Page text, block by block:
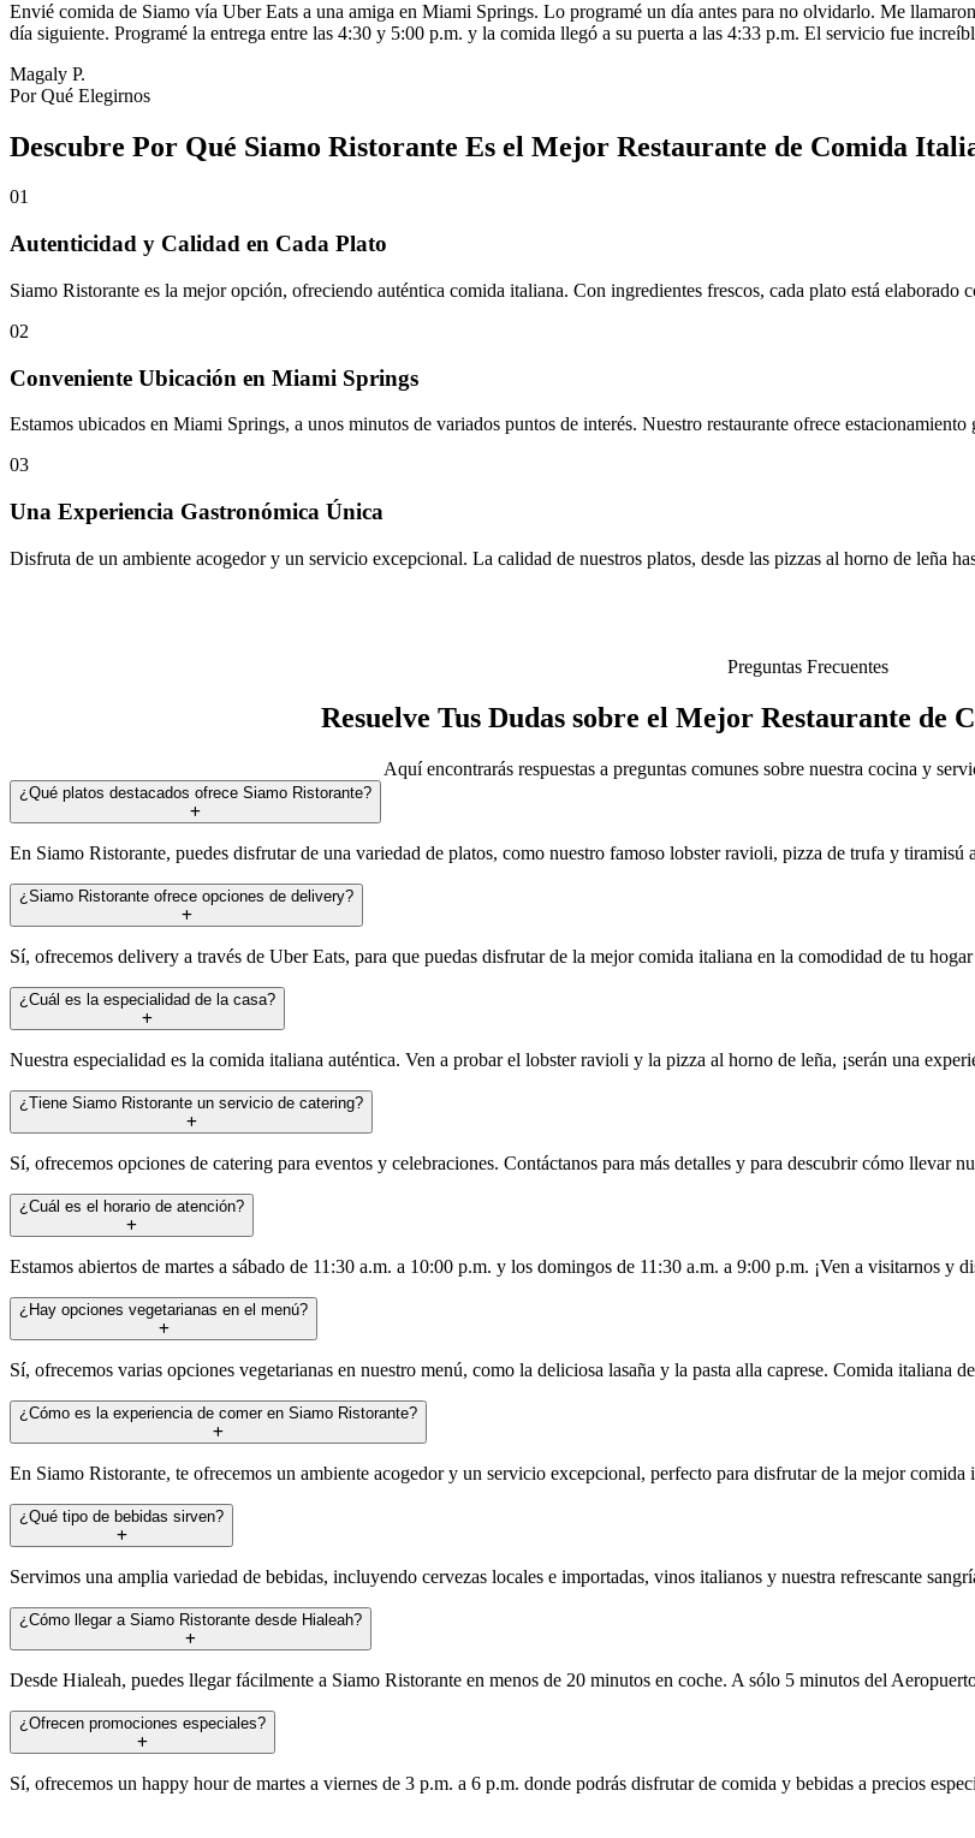
Envié comida de Siamo vía Uber Eats a una amiga en Miami Springs. Lo programé un día antes para no olvidarlo. Me
día siguiente. Programé la entrega entre las 4:30 y 5:00 p.m. y la comida llegó a su puerta a las 4:33 p.m. El servicio fue
Magaly P.
Por Qué Elegirnos
Descubre Por Qué Siamo Ristorante Es el Mejor Restaurante de Comida
01
Autenticidad y Calidad en Cada Plato
Siamo Ristorante es la mejor opción, ofreciendo auténtica comida italiana. Con ingredientes frescos, cada plato está elaborado
02
Conveniente Ubicación en Miami Springs
Estamos ubicados en Miami Springs, a unos minutos de variados puntos de interés. Nuestro restaurante ofrece
03
Una Experiencia Gastronómica Única
Disfruta de un ambiente acogedor y un servicio excepcional. La calidad de nuestros platos, desde las pizzas al horno de leña
Preguntas Frecuentes
Resuelve Tus Dudas sobre el Mejor Restaurante de
Aquí encontrarás respuestas a preguntas comunes sobre nuestra cocina y
¿Qué platos destacados ofrece Siamo Ristorante?
En Siamo Ristorante, puedes disfrutar de una variedad de platos, como nuestro famoso lobster ravioli, pizza de trufa y tiramisú
¿Siamo Ristorante ofrece opciones de delivery?
Sí, ofrecemos delivery a través de Uber Eats, para que puedas disfrutar de la mejor comida italiana en la comodidad de tu
¿Cuál es la especialidad de la casa?
Nuestra especialidad es la comida italiana auténtica. Ven a probar el lobster ravioli y la pizza al horno de leña, ¡serán una
¿Tiene Siamo Ristorante un servicio de catering?
Sí, ofrecemos opciones de catering para eventos y celebraciones. Contáctanos para más detalles y para descubrir cómo llevar
¿Cuál es el horario de atención?
Estamos abiertos de martes a sábado de 11:30 a.m. a 10:00 p.m. y los domingos de 11:30 a.m. a 9:00 p.m. ¡Ven a visitarnos y
¿Hay opciones vegetarianas en el menú?
Sí, ofrecemos varias opciones vegetarianas en nuestro menú, como la deliciosa lasaña y la pasta alla caprese. Comida italiana
¿Cómo es la experiencia de comer en Siamo Ristorante?
En Siamo Ristorante, te ofrecemos un ambiente acogedor y un servicio excepcional, perfecto para disfrutar de la mejor
¿Qué tipo de bebidas sirven?
Servimos una amplia variedad de bebidas, incluyendo cervezas locales e importadas, vinos italianos y nuestra refrescante
¿Cómo llegar a Siamo Ristorante desde Hialeah?
Desde Hialeah, puedes llegar fácilmente a Siamo Ristorante en menos de 20 minutos en coche. A sólo 5 minutos del
¿Ofrecen promociones especiales?
Sí, ofrecemos un happy hour de martes a viernes de 3 p.m. a 6 p.m. donde podrás disfrutar de comida y bebidas a precios